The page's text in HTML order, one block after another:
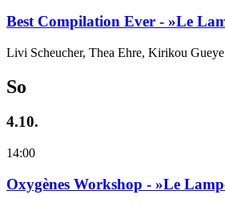
Best Compilation Ever - »Le
Livi Scheucher, Thea Ehre, Kirikou Gueye
So
4.10.
14:00
Oxygènes Workshop - »Le